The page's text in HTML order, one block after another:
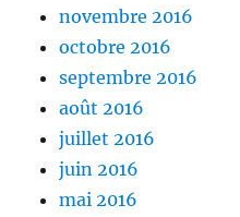
novembre 2016
octobre 2016
septembre 2016
août 2016
juillet 2016
juin 2016
mai 2016